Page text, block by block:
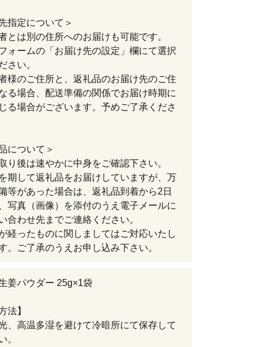
指定について＞
とは別の住所へのお届けも可能です。
ォームの「お届け先の設定」欄にて選択
さい。
様のご住所と、返礼品のお届け先のご住
る場合、配送準備の関係でお届け時期に
る場合がございます。予めご了承くださ
について＞
り後は速やかに中身をご確認下さい。
期して返礼品をお届けしていますが、万
等があった場合は、返礼品到着から2日
写真（画像）を添付のうえ電子メールに
合わせ先までご連絡ください。
経ったものに関しましてはご対応いたし
。ご了承のうえお申し込み下さい。
姜パウダー 25g×1袋
法】
、高温多湿を避けて冷暗所にて保存して
。